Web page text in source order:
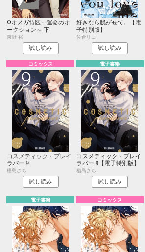
Ωオメガ特区～運命のオ
ークション～ 下
東野 裕
試し読み
好きなら脱がせて。【電
子特別版】
佐倉リコ
試し読み
コミックス
コスメティック・プレイ
ラバー 9
楢島さち
試し読み
電子書籍
コスメティック・プレイ
ラバー 9【電子特別版】
楢島さち
試し読み
電子書籍 コミックス